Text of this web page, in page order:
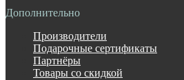
Дополнительно
Производители
Подарочные сертификаты
Партнёры
Товары со скидкой